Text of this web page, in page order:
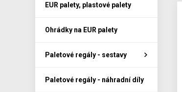
EUR palety, plastové palety
Ohrádky na EUR palety
Paletové regály - sestavy
Paletové regály - náhradní díly